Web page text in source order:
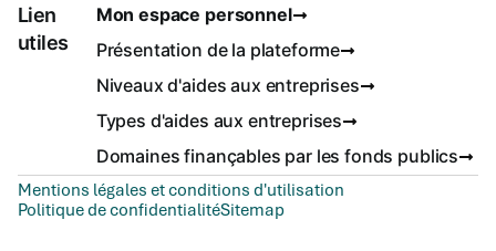
Lien
utiles
Mon espace personnel
Présentation de la plateforme
Niveaux d'aides aux entreprises
Types d'aides aux entreprises
Domaines finançables par les fonds publics
Mentions légales et conditions d'utilisation
Politique de confidentialitéSitemap